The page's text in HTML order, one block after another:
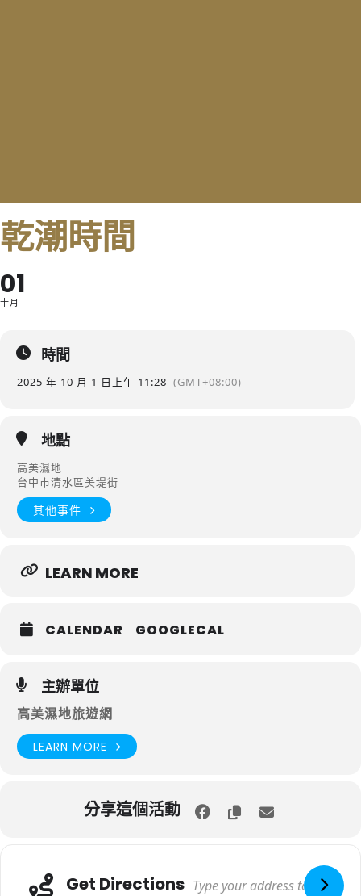
乾潮時間
01
十月
時間
2025 年 10 月 1 日 上午 11:28 (GMT+08:00)
地點
高美濕地
台中市清水區美堤街
其他事件
LEARN MORE
CALENDAR GOOGLECAL
主辦單位
高美濕地旅遊網
LEARN MORE
分享這個活動
Get Directions